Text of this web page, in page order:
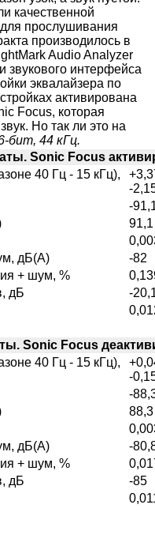
качественной
прослушивания
производилось в
Audio Analyzer
интерфейса
эквалайзера по
активирована
Focus, которая
Но так ли это на
бит, 44 кГц.
Sonic Focus
40 Гц - 15 кГц),
-
-
91,1
дБ(A)
-82
+ шум, %
дБ
-
Sonic Focus
40 Гц - 15 кГц),
-
-
88,3
дБ(A)
-
+ шум, %
дБ
-85